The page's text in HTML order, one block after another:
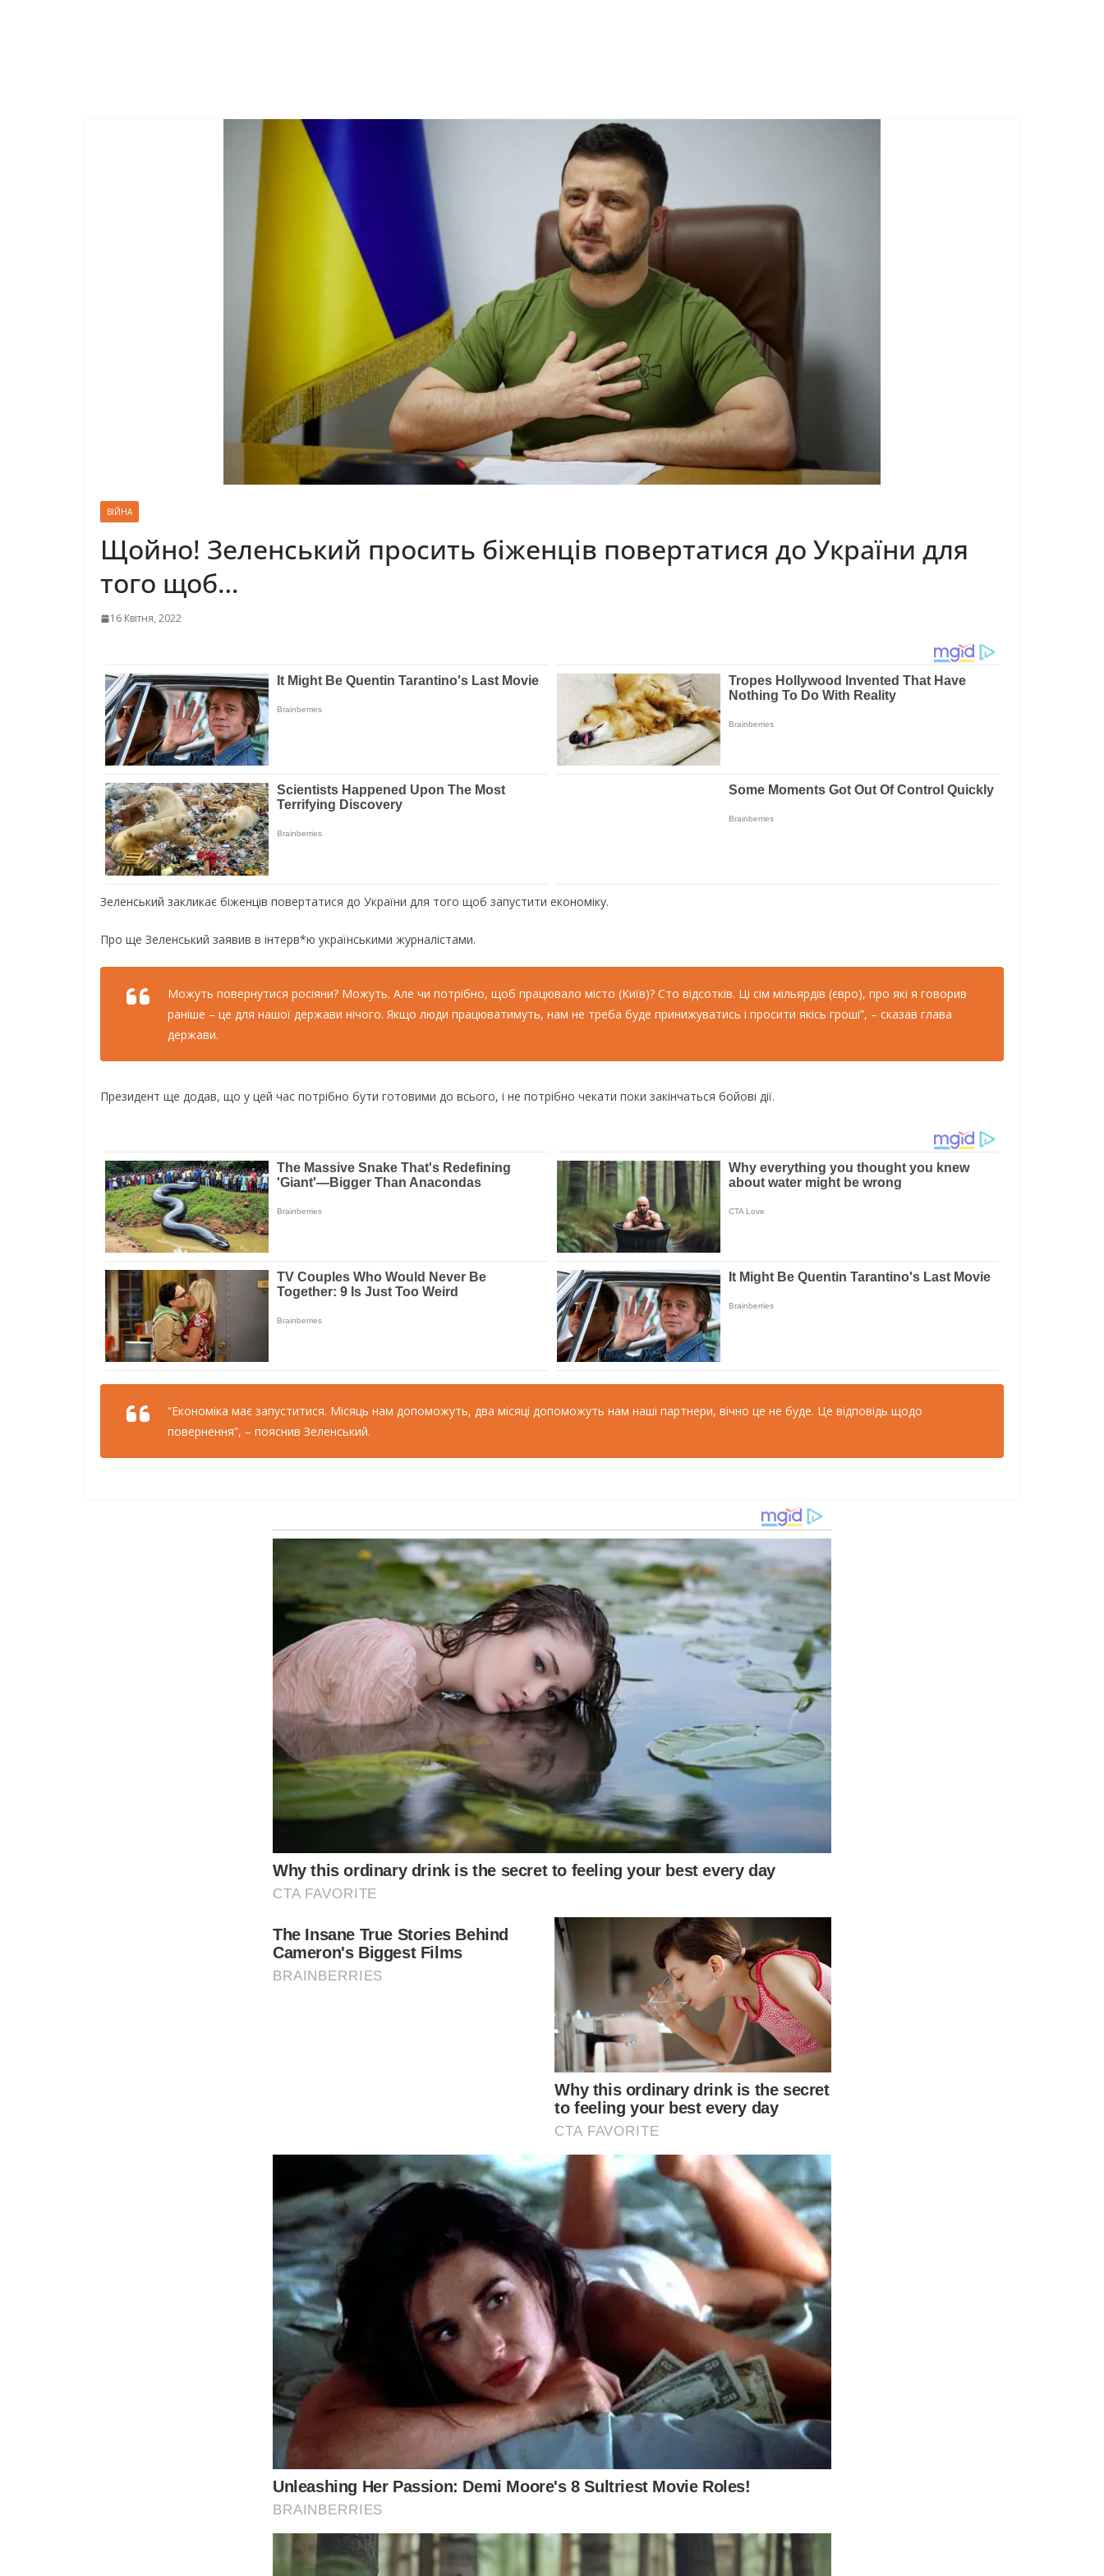
ВІЙНА
Щойно! Зеленський просить біженців повертатися до України для
того щоб…
16 Квітня, 2022
Зеленський закликає біженців повертатися до України для того щоб запустити економіку.
Про ще Зеленський заявив в інтерв*ю українськими журналістами.
Можуть повернутися росіяни? Можуть. Але чи потрібно, щоб працювало місто (Київ)? Сто відсотків. Ці сім мільярдів (євро), про які я говорив
раніше – це для нашої держави нічого. Якщо люди працюватимуть, нам не треба буде принижуватись і просити якісь гроші”, – сказав глава
держави.
Президент ще додав, що у цей час потрібно бути готовими до всього, і не потрібно чекати поки закінчаться бойові дії.
“Економіка має запуститися. Місяць нам допоможуть, два місяці допоможуть нам наші партнери, вічно це не буде. Це відповідь щодо
повернення”, – пояснив Зеленський.